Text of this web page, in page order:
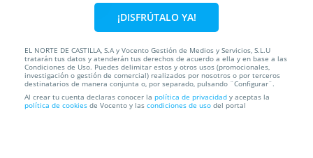
71% 69€ 19,99€
Anillo R4 bañado en oro blanco de 18k con cristales
Swarovsk...
Envío a domicilio
¡DISFRÚTALO YA!
EL NORTE DE CASTILLA, S.A y Vocento Gestión de Medios y Servicios, S.L.U
tratarán tus datos y atenderán tus derechos de acuerdo a ella y en base a las
Condiciones de Uso. Puedes delimitar estos y otros usos (promocionales,
investigación o gestión de comercial) realizados por nosotros o por terceros
destinatarios de manera conjunta o, por separado, pulsando ¨Configurar¨.
Al crear tu cuenta declaras conocer la política de privacidad y aceptas la
política de cookies de Vocento y las condiciones de uso del portal